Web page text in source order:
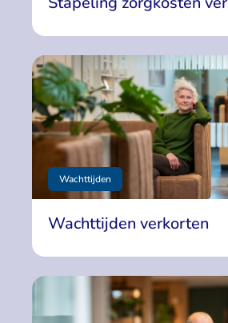
Wachttijden verkorten
Wachttijden